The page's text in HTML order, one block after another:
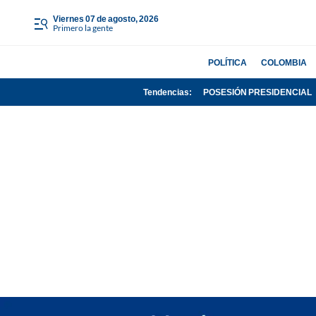
viernes 07 de agosto, 2026
Primero la gente
POLÍTICA COLOMBIA
Tendencias: POSESIÓN PRESIDENCIAL